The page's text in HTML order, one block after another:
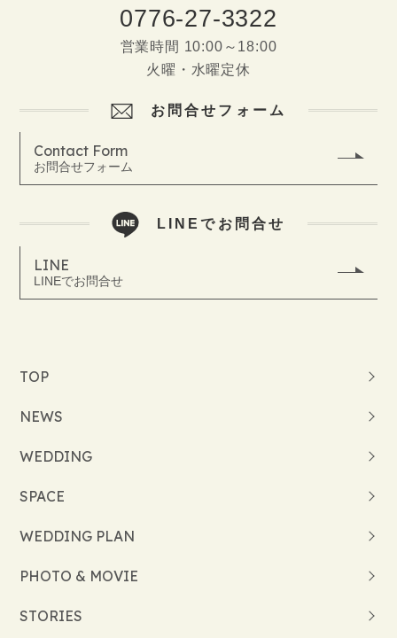
0776-27-3322
営業時間 10:00～18:00
火曜・水曜定休
お問合せフォーム
Contact Form
お問合せフォーム
LINEでお問合せ
LINE
LINEでお問合せ
TOP
NEWS
WEDDING
SPACE
WEDDING PLAN
PHOTO & MOVIE
STORIES